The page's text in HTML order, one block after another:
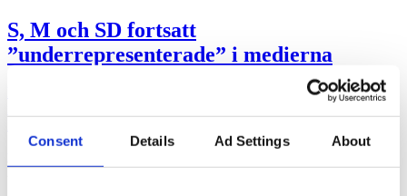
Consent Details Ad Settings About
S, M och SD fortsatt
”underrepresenterade” i medierna
Landets tre största partier fortsätter att en lägre andel av artiklar /
2026-08-05, 08:36